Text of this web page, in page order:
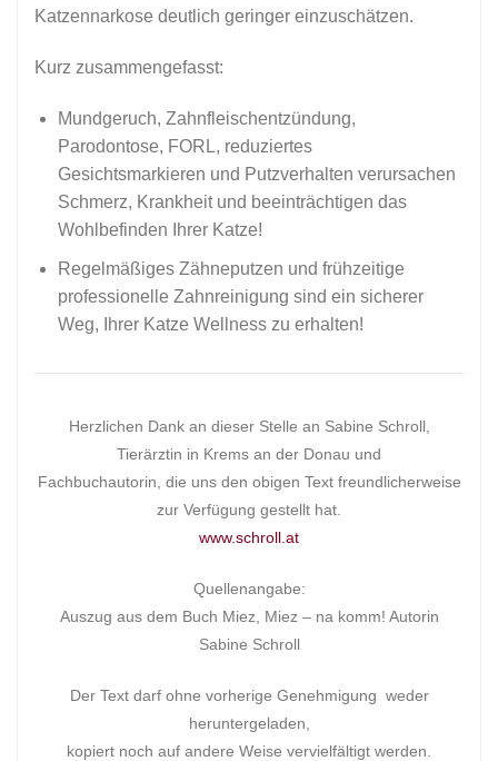
Katzennarkose deutlich geringer einzuschätzen.
Kurz zusammengefasst:
Mundgeruch, Zahnfleischentzündung,
Parodontose, FORL, reduziertes
Gesichtsmarkieren und Putzverhalten verursachen
Schmerz, Krankheit und beeinträchtigen das
Wohlbefinden Ihrer Katze!
Regelmäßiges Zähneputzen und frühzeitige
professionelle Zahnreinigung sind ein sicherer
Weg, Ihrer Katze Wellness zu erhalten!
Herzlichen Dank an dieser Stelle an Sabine Schroll,
Tierärztin in Krems an der Donau und
Fachbuchautorin, die uns den obigen Text freundlicherweise
zur Verfügung gestellt hat.
www.schroll.at
Quellenangabe:
Auszug aus dem Buch Miez, Miez – na komm! Autorin
Sabine Schroll
Der Text darf ohne vorherige Genehmigung weder
heruntergeladen,
kopiert noch auf andere Weise vervielfältigt werden.